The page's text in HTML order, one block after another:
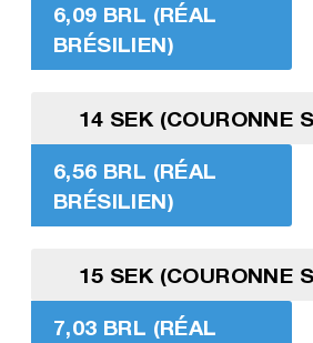
6,09 BRL (RÉAL
BRÉSILIEN)
14 SEK (COURONNE
6,56 BRL (RÉAL
BRÉSILIEN)
15 SEK (COURONNE
7,03 BRL (RÉAL